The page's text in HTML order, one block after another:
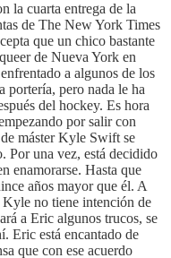
la cuarta entrega de la
de The New York Times
que un chico bastante
de Nueva York en
a algunos de los
portería, pero nada le ha
del hockey. Es hora
por salir con
máster Kyle Swift se
Por una vez, está decidido
enamorarse. Hasta que
años mayor que él. A
Kyle no tiene intención de
a Eric algunos trucos, se
Eric está encantado de
que con ese acuerdo